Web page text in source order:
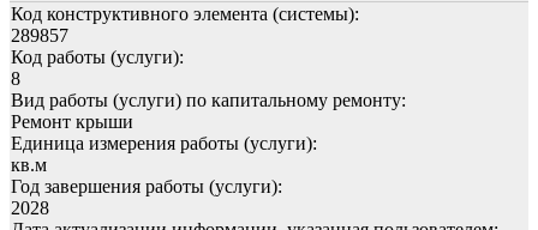
Код конструктивного элемента (системы):
289857
Код работы (услуги):
8
Вид работы (услуги) по капитальному ремонту:
Ремонт крыши
Единица измерения работы (услуги):
кв.м
Год завершения работы (услуги):
2028